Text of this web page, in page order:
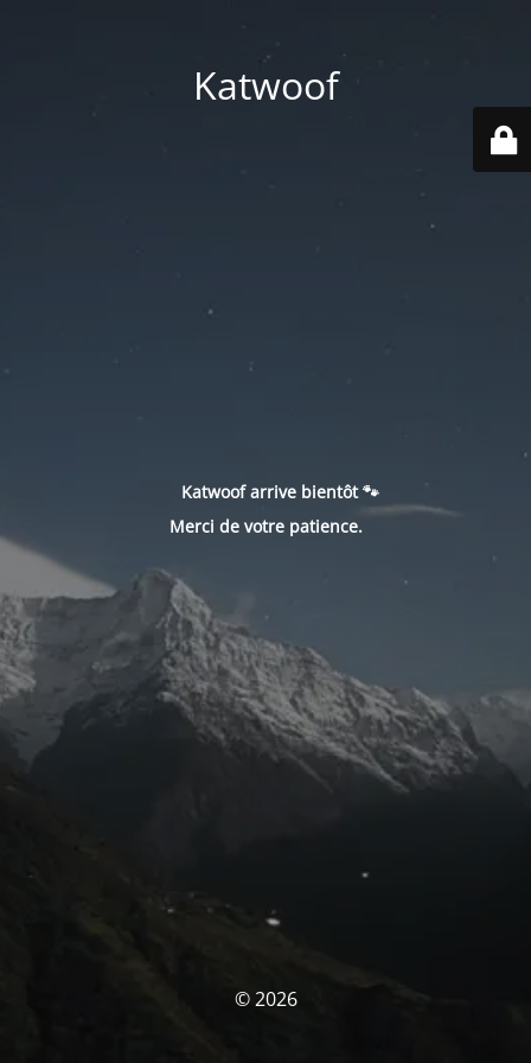
Katwoof
Katwoof arrive bientôt 🐾
Merci de votre patience.
© 2026